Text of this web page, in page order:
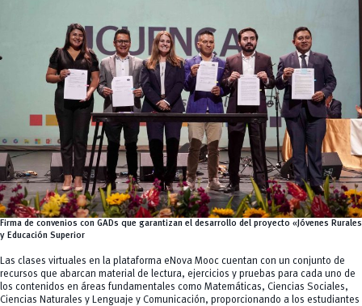
Firma de convenios con GADs que garantizan el desarrollo del proyecto «Jóvenes Rurales
y Educación Superior
Las clases virtuales en la plataforma eNova Mooc cuentan con un conjunto de
recursos que abarcan material de lectura, ejercicios y pruebas para cada uno de
los contenidos en áreas fundamentales como Matemáticas, Ciencias Sociales,
Ciencias Naturales y Lenguaje y Comunicación, proporcionando a los estudiantes